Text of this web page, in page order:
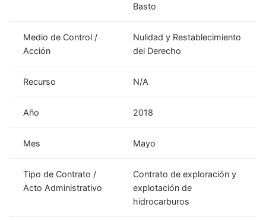
Basto
Medio de Control /
Acción
Nulidad y Restablecimiento
del Derecho
Recurso N/A
Año 2018
Mes Mayo
Tipo de Contrato /
Acto Administrativo
Contrato de exploración y
explotación de
hidrocarburos